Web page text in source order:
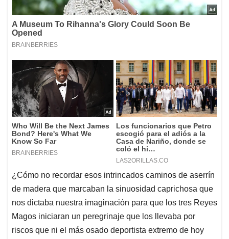
¿Cómo no recordar esos intrincados caminos de aserrín
de madera que marcaban la sinuosidad caprichosa que
nos dictaba nuestra imaginación para que los tres Reyes
Magos iniciaran un peregrinaje que los llevaba por
riscos que ni el más osado deportista extremo de hoy